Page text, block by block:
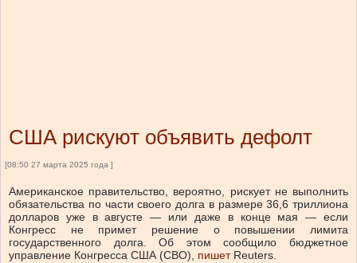
США рискуют объявить дефолт
[08:50 27 марта 2025 года ]
Американское правительство, вероятно, рискует не выполнить
обязательства по части своего долга в размере 36,6 триллиона
долларов уже в августе — или даже в конце мая — если
Конгресс не примет решение о повышении лимита
государственного долга. Об этом сообщило бюджетное
управление Конгресса США (CBO), пишетReuters.